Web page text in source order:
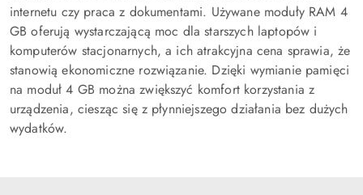
internetu czy praca z dokumentami. Używane moduły RAM 4
GB oferują wystarczającą moc dla starszych laptopów i
komputerów stacjonarnych, a ich atrakcyjna cena sprawia, że
stanowią ekonomiczne rozwiązanie. Dzięki wymianie pamięci
na moduł 4 GB można zwiększyć komfort korzystania z
urządzenia, ciesząc się z płynniejszego działania bez dużych
wydatków.